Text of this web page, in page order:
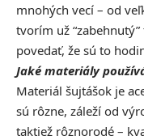
mnohých vecí – od
tvorím už
povedať, že sú to
Jaké materiály
Materiál šujtášok je
sú rôzne, záleží od
taktiež rôznorodé –